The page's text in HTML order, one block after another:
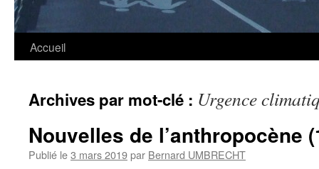
Accueil
Archives par mot-clé : Urgence
Nouvelles de l’anthropocène
Publié le3 mars 2019par Bernard UMBRECHT